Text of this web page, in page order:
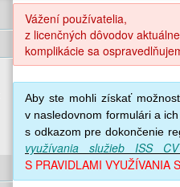
Vážení používatelia,
z licenčných dôvodov
komplikácie sa
Aby ste mohli získať
v nasledovnom formulári a
s odkazom pre dokončenie
využívania služieb ISS
S PRAVIDLAMI VYUŽÍVANIA